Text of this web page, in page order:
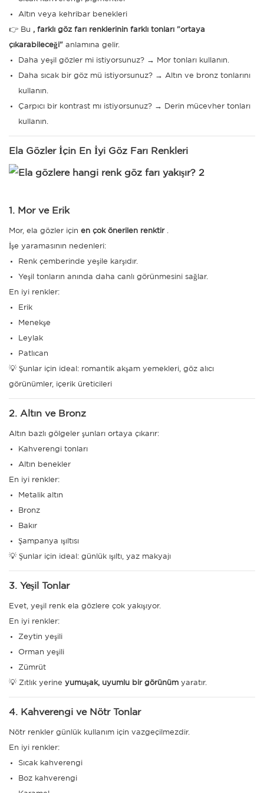
Altın veya kehribar benekleri
👉 Bu , farklı göz farı renklerinin farklı tonları "ortaya
çıkarabileceği" anlamına gelir.
Daha yeşil gözler mi istiyorsunuz? → Mor ​​tonları kullanın.
Daha sıcak bir göz mü istiyorsunuz? → Altın ve bronz tonlarını
kullanın.
Çarpıcı bir kontrast mı istiyorsunuz? → Derin mücevher tonları
kullanın.
Ela Gözler İçin En İyi Göz Farı Renkleri
1. Mor ve Erik
Mor, ela gözler için en çok önerilen renktir.
İşe yaramasının nedenleri:
Renk çemberinde yeşile karşıdır.
Yeşil tonların anında daha canlı görünmesini sağlar.
En iyi renkler:
Erik
Menekşe
Leylak
Patlıcan
💡 Şunlar için ideal: romantik akşam yemekleri, göz alıcı
görünümler, içerik üreticileri
2. Altın ve Bronz
Altın bazlı gölgeler şunları ortaya çıkarır:
Kahverengi tonları
Altın benekler
En iyi renkler:
Metalik altın
Bronz
Bakır
Şampanya ışıltısı
💡 Şunlar için ideal: günlük ışıltı, yaz makyajı
3. Yeşil Tonlar
Evet, yeşil renk ela gözlere çok yakışıyor.
En iyi renkler:
Zeytin yeşili
Orman yeşili
Zümrüt
💡 Zıtlık yerine yumuşak, uyumlu bir görünüm yaratır.
4. Kahverengi ve Nötr Tonlar
Nötr renkler günlük kullanım için vazgeçilmezdir.
En iyi renkler:
Sıcak kahverengi
Boz kahverengi